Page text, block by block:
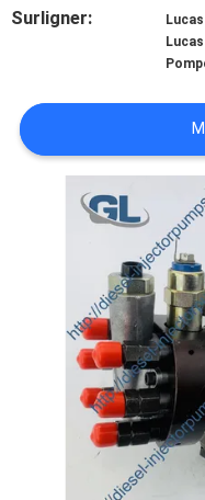
LA
QUALITÉ
DEMANDEZ
PLAN
Surligner: